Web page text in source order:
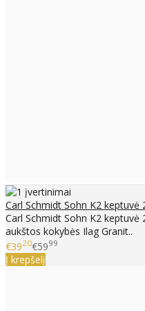
Carl Schmidt Sohn K2
Carl Schmidt Sohn K2
aukštos kokybės Ilag Granit..
€3920€5999
Į krepšelį